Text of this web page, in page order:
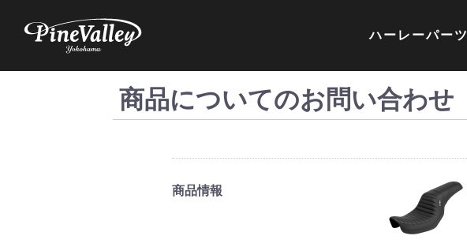
ハーレーパーツ
商品についてのお問い合わせ
商品情報